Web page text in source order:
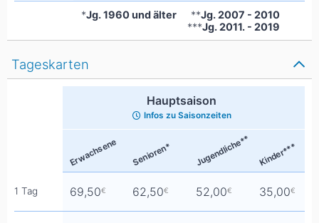
*Jg. 1960 und älter **Jg. 2007 - 2010
***Jg. 2011. - 2019
Tageskarten
Hauptsaison
Infos zu Saisonzeiten
Erwachsene Senioren* Jugendliche** Kinder***
1 Tag 69,50€ 62,50€ 52,00€ 35,00€